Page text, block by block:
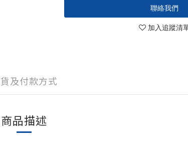
聯絡我們
加入追蹤清
及付款方式
商品描述